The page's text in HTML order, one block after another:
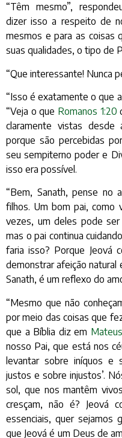
“Têm mesmo”,
dizer isso a respeito de
mesmos e para as coisas
suas qualidades, o tipo de
“Que interessante! Nunca
“Isso é exatamente o que
“Veja o que Romanos 1:20
claramente vistas
porque são percebidas
seu sempiterno poder e
isso era possível.
“Bem, Sanath, pense no
filhos. Um bom pai, como
vezes, um deles pode
mas o pai continua
faria isso? Porque Jeová
demonstrar afeição natural
Sanath, é um reflexo do
“Mesmo que não
por meio das coisas que
que a Bíblia diz em
nosso Pai, que está nos
levantar sobre iníquos e
justos e sobre injustos’.
sol, que nos mantêm
cresçam, não é? Jeová
essenciais, quer sejamos
que Jeová é um Deus de